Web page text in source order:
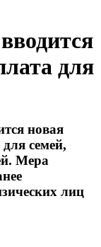
для
новая
семей,
Мера
лиц